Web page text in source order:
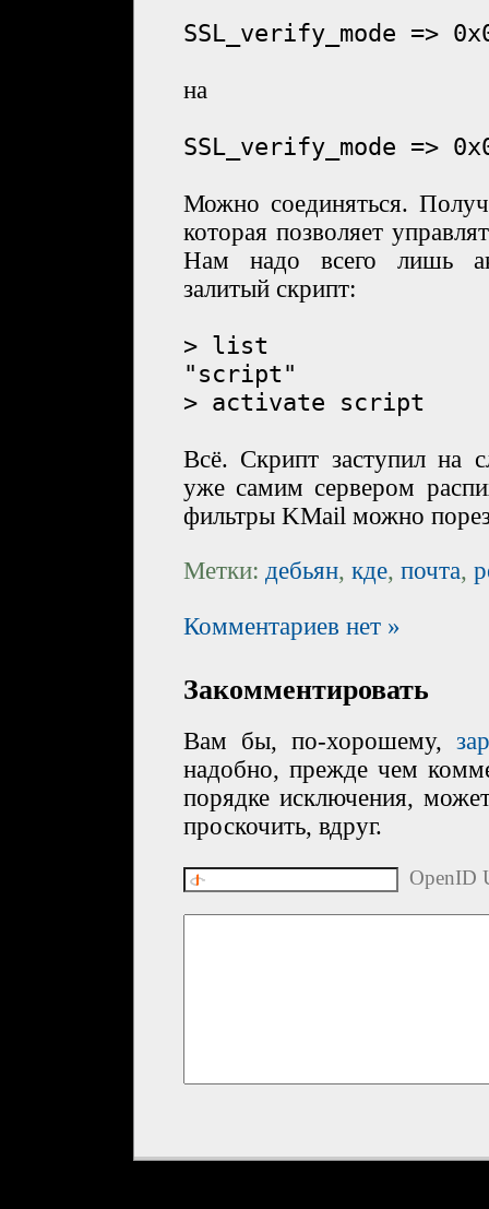
SSL_verify_mode =>
на
SSL_verify_mode =>
Можно соединяться.
которая позволяет
Нам надо всего лишь
залитый скрипт:
> list
"script"
> activate script
Всё. Скрипт заступил на
уже самим сервером
фильтры KMail можно
Метки: дебьян, кде, почта,
Комментариев нет »
Закомментировать
Вам бы, по-хорошему,
надобно, прежде чем
порядке исключения,
проскочить, вдруг.
OpenID